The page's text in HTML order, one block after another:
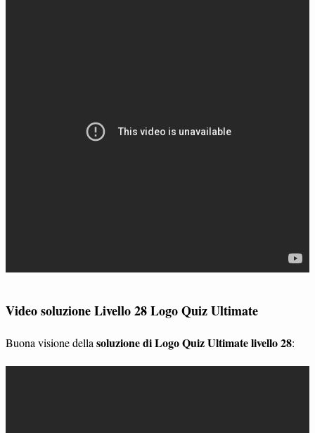
Video soluzione Livello 28 Logo Quiz Ultimate
Buona visione della soluzione di Logo Quiz Ultimate livello 28: